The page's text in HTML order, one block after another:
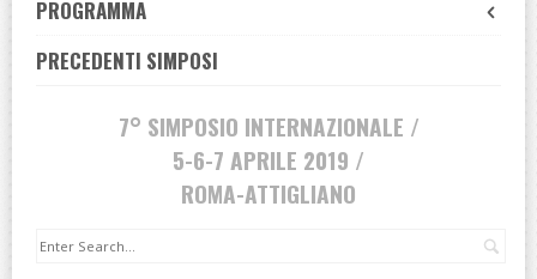
PROGRAMMA
PRECEDENTI SIMPOSI
7° SIMPOSIO INTERNAZIONALE /
5-6-7 APRILE 2019 /
ROMA-ATTIGLIANO